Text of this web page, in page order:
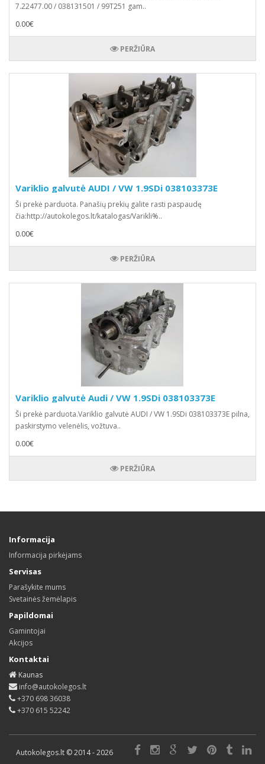
7.22477.00 / 038131501 / 99T251 gam..
0.00€
PERŽIŪRA
Variklio galvutė AUDI / VW 1.9SDi 038103373E
Ši prekė parduota. Panašių prekių galite rasti paspaudę
čia:http://autokolegos.lt/katalogas/Varikli%..
0.00€
PERŽIŪRA
Variklio galvutė Audi / VW 1.9SDi 038103373E
Ši prekė parduota.Variklio galvutė AUDI / VW 1.9SDi 038103373E pilna,
paskirstymo velenėlis, vožtuva..
0.00€
PERŽIŪRA
Informacija
Informacija pirkėjams
Servisas
Parašykite mums
Svetainės žemėlapis
Papildomai
Gamintojai
Akcijos
Kontaktai
Kaunas
info@autokolegos.lt
+370 698 36038
+370 615 52242
Autokolegos.lt © 2014 - 2026